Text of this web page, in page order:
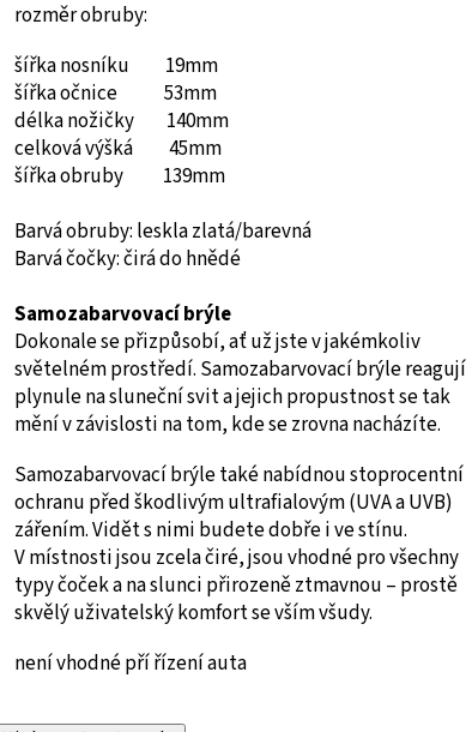
rozměr obruby:
šířka nosníku 19mm
šířka očnice 53mm
délka nožičky 140mm
celková výšká 45mm
šířka obruby 139mm
Barvá obruby: leskla zlatá/barevná
Barvá čočky: čirá do hnědé
Samozabarvovací brýle
Dokonale se přizpůsobí, ať už jste v jakémkoliv
světelném prostředí. Samozabarvovací brýle reagují
plynule na sluneční svit a jejich propustnost se tak
mění v závislosti na tom, kde se zrovna nacházíte.
Samozabarvovací brýle také nabídnou stoprocentní
ochranu před škodlivým ultrafialovým (UVA a UVB)
zářením. Vidět s nimi budete dobře i ve stínu.
V místnosti jsou zcela čiré, jsou vhodné pro všechny
typy čoček a na slunci přirozeně ztmavnou – prostě
skvělý uživatelský komfort se vším všudy.
není vhodné pří řízení auta